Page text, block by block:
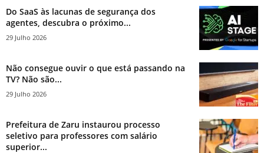
Do SaaS às lacunas de segurança dos
agentes, descubra o próximo...
29 Julho 2026
Não consegue ouvir o que está passando na
TV? Não são...
29 Julho 2026
Prefeitura de Zaru instaurou processo
seletivo para professores com salário
superior...